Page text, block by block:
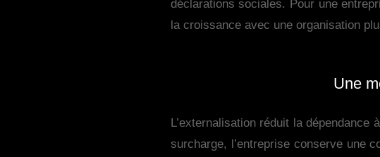
déclarations sociales. Pour une
la croissance avec une organisation
Une
L’externalisation réduit la dépendance
surcharge, l’entreprise conserve une